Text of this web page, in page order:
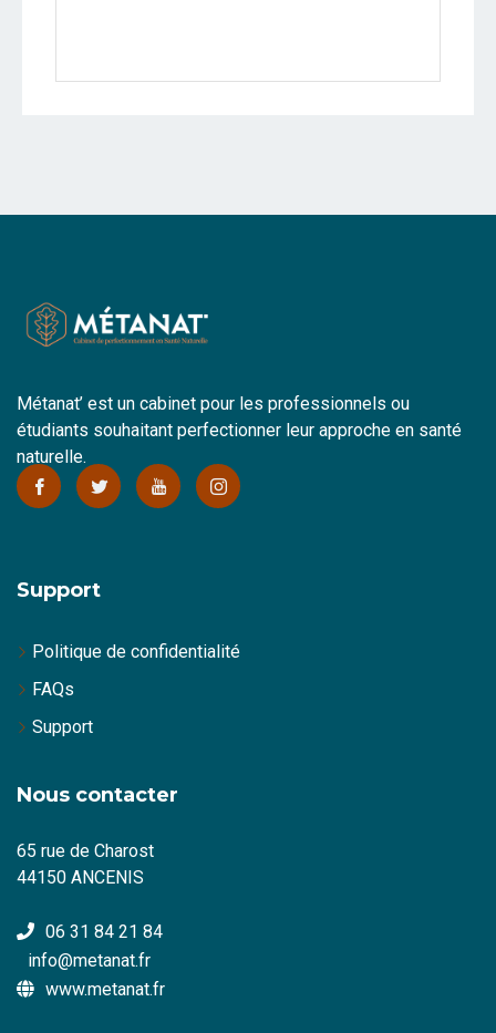
Métanat’ est un cabinet pour les professionnels ou
étudiants souhaitant perfectionner leur approche en santé
naturelle.
Support
Politique de confidentialité
FAQs
Support
Nous contacter
65 rue de Charost
44150 ANCENIS
06 31 84 21 84
info@metanat.fr
www.metanat.fr